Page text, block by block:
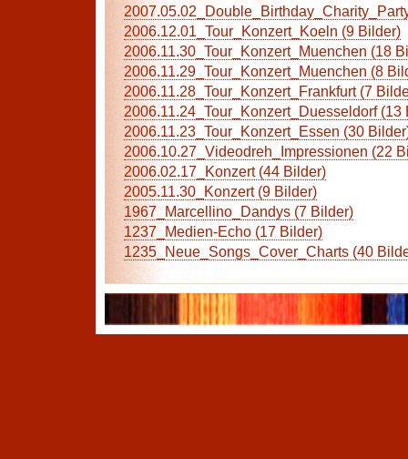
2006.12.01_Tour_Konzert_Koeln (9 Bilder)
2006.11.30_Tour_Konzert_Muenchen (18
2006.11.29_Tour_Konzert_Muenchen (8
2006.11.28_Tour_Konzert_Frankfurt (7
2006.11.24_Tour_Konzert_Duesseldorf (13
2006.11.23_Tour_Konzert_Essen (30
2006.10.27_Videodreh_Impressionen (22
2006.02.17_Konzert (44 Bilder)
2005.11.30_Konzert (9 Bilder)
1967_Marcellino_Dandys (7 Bilder)
1237_Medien-Echo (17 Bilder)
1235_Neue_Songs_Cover_Charts (40